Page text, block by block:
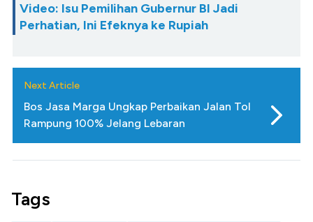
Video: Isu Pemilihan Gubernur BI Jadi
Perhatian, Ini Efeknya ke Rupiah
Next Article
Bos Jasa Marga Ungkap Perbaikan Jalan Tol
Rampung 100% Jelang Lebaran
Tags